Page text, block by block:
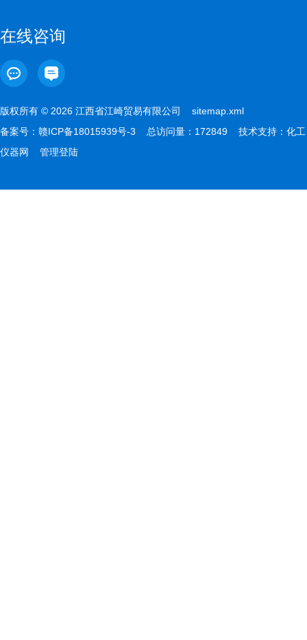
在线咨询
版权所有 © 2026 江西省江崎贸易有限公司 sitemap.xml
备案号： 赣ICP备18015939号-3 总访问量：172849 技术支持： 化工
仪器网
管理登陆